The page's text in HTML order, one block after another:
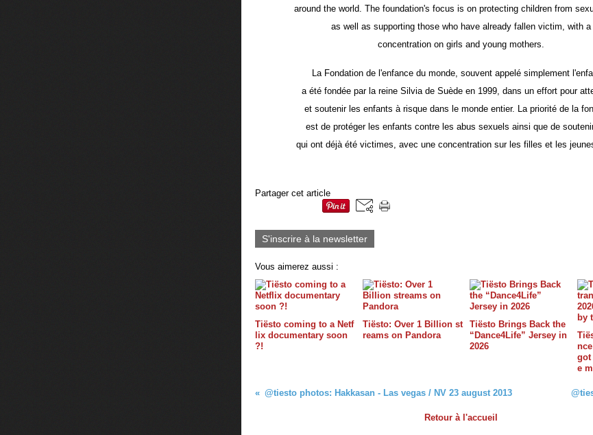
around the world. The foundation's focus is on protecting children from
as well as supporting those who have already fallen victim, with a
concentration on girls and young mothers.
La Fondation de l'enfance du monde, souvent appelé simplement
a été fondée par la reine Silvia de Suède en 1999, dans un effort pour
et soutenir les enfants à risque dans le monde entier. La priorité de la
est de protéger les enfants contre les abus sexuels ainsi que de
qui ont déjà été victimes avec une concentration sur les filles et les
Partager cet article
S'inscrire à la newsletter
Vous aimerez aussi :
Tiësto coming to a Netf
lix documentary soon
?!
Tiësto: Over 1 Billion st
reams on Pandora
Tiësto Brings Back the
“Dance4Life” Jersey in
2026
got
e
@tiesto photos: Hakkasan - Las vegas / NV 23 august 2013
Retour à l'accueil